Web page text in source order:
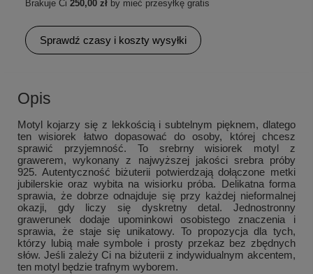
Brakuje Ci 250,00 zł by mieć przesyłkę gratis
Sprawdź czasy i koszty wysyłki
Opis
Motyl kojarzy się z lekkością i subtelnym pięknem, dlatego
ten wisiorek łatwo dopasować do osoby, której chcesz
sprawić przyjemność. To srebrny wisiorek motyl z
grawerem, wykonany z najwyższej jakości srebra próby
925. Autentyczność biżuterii potwierdzają dołączone metki
jubilerskie oraz wybita na wisiorku próba. Delikatna forma
sprawia, że dobrze odnajduje się przy każdej nieformalnej
okazji, gdy liczy się dyskretny detal. Jednostronny
grawerunek dodaje upominkowi osobistego znaczenia i
sprawia, że staje się unikatowy. To propozycja dla tych,
którzy lubią małe symbole i prosty przekaz bez zbędnych
słów. Jeśli zależy Ci na biżuterii z indywidualnym akcentem,
ten motyl będzie trafnym wyborem.